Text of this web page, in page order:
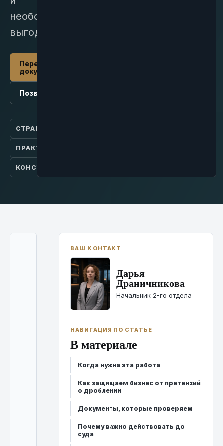
необоснованной
выгоде.
Передать
документы
Позвонить
СТРАНИЦА
ПРАКТИКА
КОНСУЛЬТАЦИЯ
а
ч
а
о
с
ВАШ КОНТАКТ
Дарья
Драничникова
Начальник 2-го отдела
НАВИГАЦИЯ ПО СТАТЬЕ
В материале
Когда нужна эта работа
Как защищаем бизнес от претензий
о дроблении
Документы, которые проверяем
Почему важно действовать до
суда